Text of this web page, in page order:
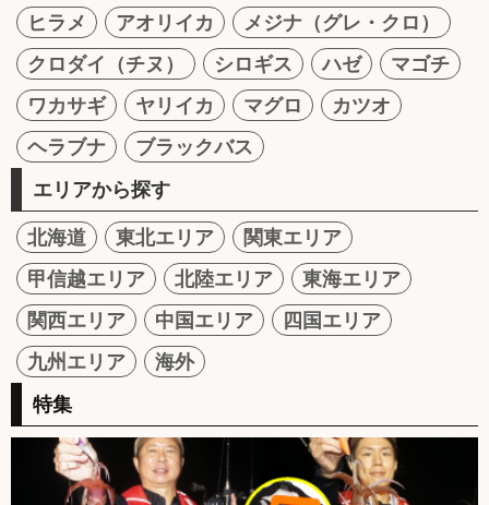
ヒラメ
アオリイカ
メジナ（グレ・クロ）
クロダイ（チヌ）
シロギス ハゼ
マゴチ
ワカサギ
ヤリイカ マグロ
カツオ
ヘラブナ
ブラックバス
エリアから探す
北海道 東北エリア
関東エリア
甲信越エリア
北陸エリア
東海エリア
関西エリア
中国エリア
四国エリア
九州エリア
海外
特集